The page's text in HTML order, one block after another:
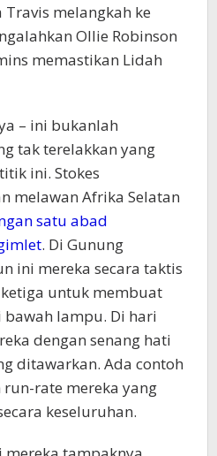
melangkah ke
Ollie Robinson
memastikan Lidah
– ini bukanlah
tak terelakkan yang
ini. Stokes
melawan Afrika Selatan
satu abad
. Di Gunung
ini mereka secara taktis
untuk membuat
lampu. Di hari
dengan senang hati
ditawarkan. Ada contoh
rate mereka yang
keseluruhan.